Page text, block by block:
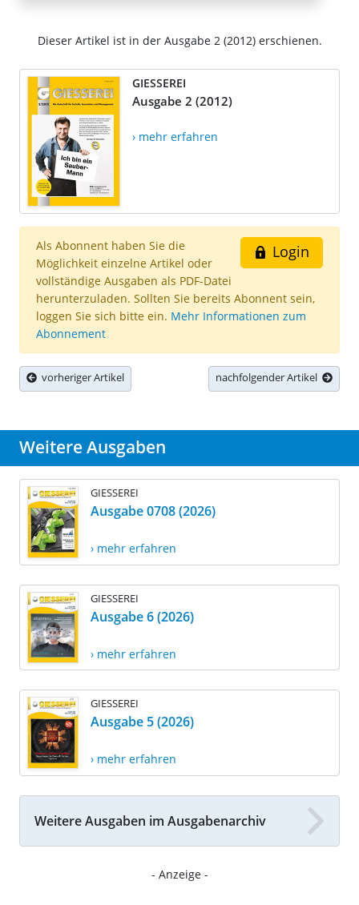
Dieser Artikel ist in der Ausgabe 2 (2012) erschienen.
GIESSEREI
Ausgabe 2 (2012)
› mehr erfahren
Login
Als Abonnent haben Sie die
Möglichkeit einzelne Artikel oder
vollständige Ausgaben als PDF-Datei
herunterzuladen. Sollten Sie bereits Abonnent sein,
loggen Sie sich bitte ein. Mehr Informationen zum
Abonnement
vorheriger Artikel nachfolgender Artikel
Weitere Ausgaben
GIESSEREI
Ausgabe 0708 (2026)
› mehr erfahren
GIESSEREI
Ausgabe 6 (2026)
› mehr erfahren
GIESSEREI
Ausgabe 5 (2026)
› mehr erfahren
Weitere Ausgaben im Ausgabenarchiv
- Anzeige -